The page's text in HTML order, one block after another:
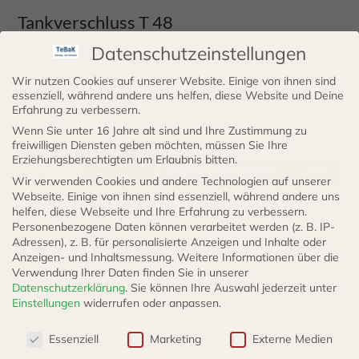
Tankverschluss T 48
16,65
incl. 19% VAT
zzgl.Versand
Lieferzeit: 3 - 5 Werktage
Tankverschluss
T
48
Menge
IN DEN WARENKORB
Artikelnummer:TD-048 Kategorien:Alle Produkte,
Tankzubehör, Tankverschluss, Sortiment
Datenschutzeinstellungen
Wir nutzen Cookies auf unserer Website. Einige von ihnen sind
essenziell, während andere uns helfen, diese Website und Deine
Erfahrung zu verbessern.
Wenn Sie unter 16 Jahre alt sind und Ihre Zustimmung zu
freiwilligen Diensten geben möchten, müssen Sie Ihre
Erziehungsberechtigten um Erlaubnis bitten.
Wir verwenden Cookies und andere Technologien auf unserer
Webseite. Einige von ihnen sind essenziell, während andere uns
helfen, diese Webseite und Ihre Erfahrung zu verbessern.
Personenbezogene Daten können verarbeitet werden (z. B. IP-
Adressen), z. B. für personalisierte Anzeigen und Inhalte oder
Anzeigen- und Inhaltsmessung. Weitere Informationen über die
Verwendung Ihrer Daten finden Sie in unserer
Datenschutzerklärung. Sie können Ihre Auswahl jederzeit unter
Einstellungen widerrufen oder anpassen.
Essenziell Marketing Externe Medien